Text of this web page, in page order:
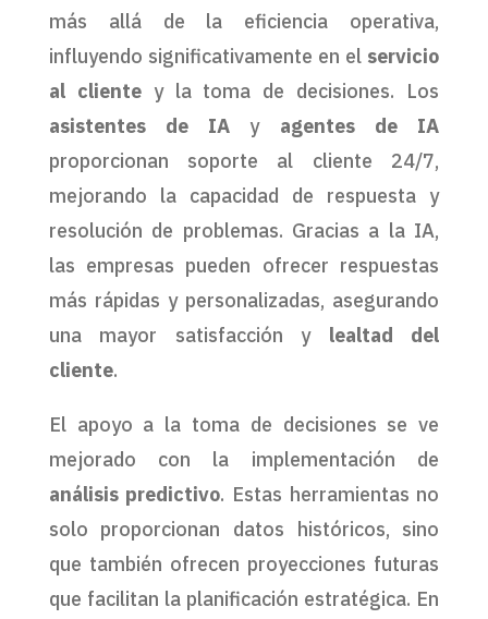
más allá de la eficiencia operativa,
influyendo significativamente en el servicio
al clientey la toma de decisiones. Los
asistentes de IA y agentes de IA
proporcionan soporte al cliente 24/7,
mejorando la capacidad de respuesta y
resolución de problemas. Gracias a la IA,
las empresas pueden ofrecer respuestas
más rápidas y personalizadas, asegurando
una mayor satisfacción y lealtad del
cliente.
El apoyo a la toma de decisiones se ve
mejorado con la implementación de
análisis predictivo. Estas herramientas no
solo proporcionan datos históricos, sino
que también ofrecen proyecciones futuras
que facilitan la planificación estratégica. En